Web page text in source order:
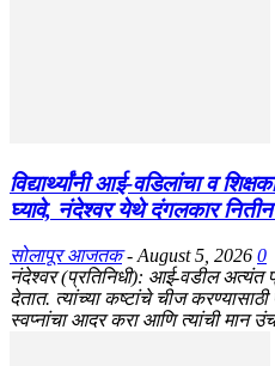
विद्यार्थ्यांनी आई-वडिलांचा व
घ्यावे, नंदेश्वर येथे दंगलकार
सोलापूर आजतक - August 5, 2026 0
नंदेश्वर (प्रतिनिधी): आई-वडील अत्यंत
देतात. त्यांच्या कष्टांचे चीज करण्यासाठी
स्वप्नांचा आदर करा आणि त्यांची मान